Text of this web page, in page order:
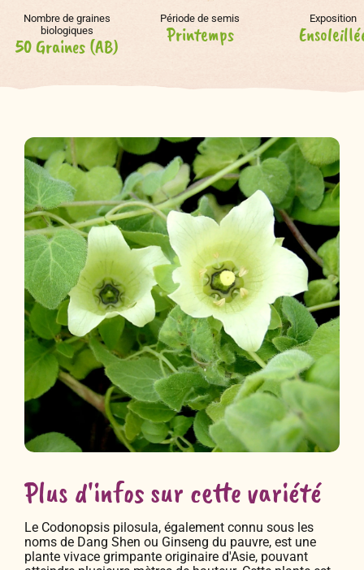
Nombre de graines
biologiques
50 Graines (AB)
Période de semis
Printemps
Exposition
Plus d'infos sur cette variété
Le Codonopsis pilosula, également connu sous les
noms de Dang Shen ou Ginseng du pauvre, est une
plante vivace grimpante originaire d'Asie, pouvant